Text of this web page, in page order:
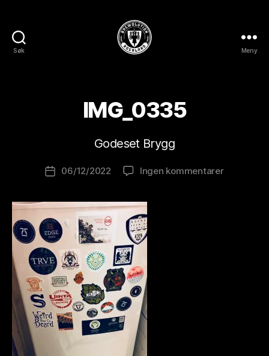
Søk Meny
IMG_0335
Godeset Brygg
Innleggsforfatter
B
r
w
l
Publiseringsdato
06/12/2022 Ingen kommentarertil